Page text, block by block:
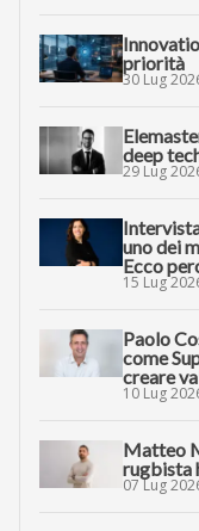
priorità
30 Lug
deep
29 Lug
uno dei
Ecco
15 Lug
Paolo
come
creare
10 Lug
Matteo
rugbista
07 Lug